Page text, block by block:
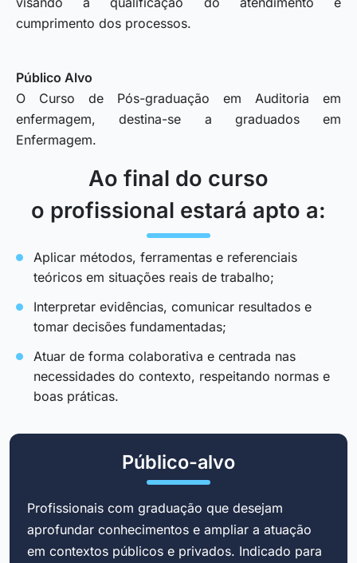
cumprimento dos processos.
Público Alvo
O Curso de Pós-graduação em Auditoria em
enfermagem, destina-se a graduados em
Enfermagem.
Ao final do curso
o profissional estará apto a:
Aplicar métodos, ferramentas e referenciais
teóricos em situações reais de trabalho;
Interpretar evidências, comunicar resultados e
tomar decisões fundamentadas;
Atuar de forma colaborativa e centrada nas
necessidades do contexto, respeitando normas e
boas práticas.
Público-alvo
Profissionais com graduação que desejam
aprofundar conhecimentos e ampliar a atuação
em contextos públicos e privados. Indicado para